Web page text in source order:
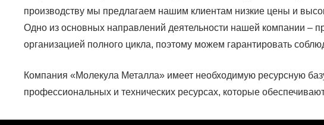
производству мы предлагаем нашим клиентам низкие цены и
Одно из основных направлений деятельности нашей компании –
организацией полного цикла, поэтому можем гарантировать
Компания «Молекула Металла» имеет необходимую ресурсную
профессиональных и технических ресурсах, которые